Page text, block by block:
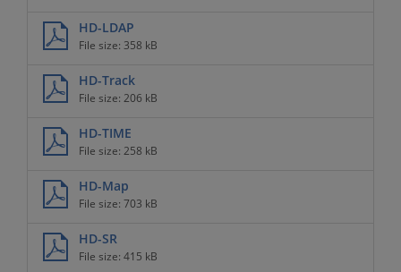
HD-LDAP
File size: 358 kB
HD-Track
File size: 206 kB
HD-TIME
File size: 258 kB
HD-Map
File size: 703 kB
HD-SR
File size: 415 kB